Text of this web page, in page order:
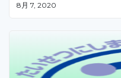
8月 7, 2020